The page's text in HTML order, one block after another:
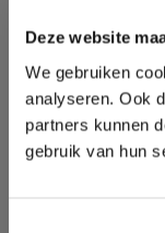
Deze website
We gebruiken
analyseren. Ook
partners kunnen
gebruik van hun